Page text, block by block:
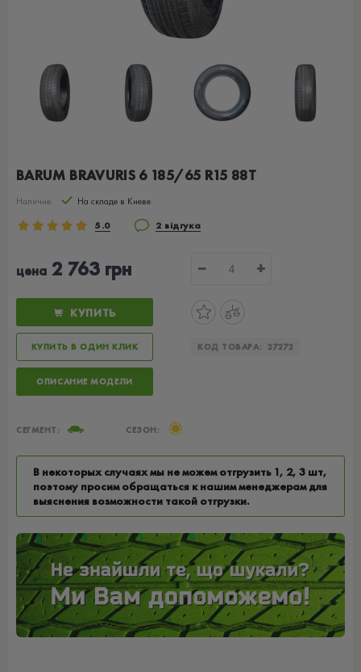
BARUM BRAVURIS 6 185/65 R15 88T
Наличие:
На складе в Киеве
5.0
2 відгука
цена 2 763 грн − +
КУПИТЬ
КУПИТЬ В ОДИН КЛИК КОД ТОВАРА: 27272
ОПИСАНИЕ МОДЕЛИ
СЕГМЕНТ: СЕЗОН:
В некоторых случаях мы не можем отгрузить 1, 2, 3 шт,
поэтому просим обращаться к нашим менеджерам для
выяснения возможности такой отгрузки.